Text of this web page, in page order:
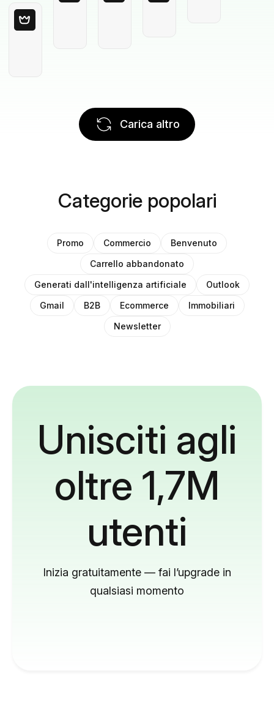
Carica altro
Categorie popolari
Promo Commercio
Benvenuto
Carrello abbandonato
Generati dall'intelligenza artificiale
Outlook
Gmail
B2B Ecommerce
Immobiliari
Newsletter
Unisciti agli
oltre 1,7M
utenti
Inizia gratuitamente — fai l’upgrade in
qualsiasi momento